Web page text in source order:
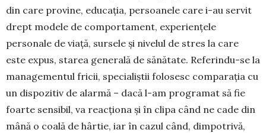
din care provine, educația, persoanele care i-au servit
drept modele de comportament, experiențele
personale de viață, sursele și nivelul de stres la care
este expus, starea generală de sănătate. Referindu-se la
managementul fricii, specialiștii folosesc compa­rația cu
un dispozitiv de alarmă – dacă l-am pro­gramat să fie
foarte sensibil, va reacționa și în clipa când ne cade din
mână o coală de hârtie, iar în cazul când, dimpotrivă,